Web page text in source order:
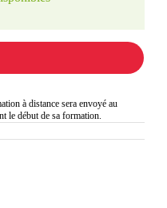
à distance sera envoyé au
le début de sa formation.